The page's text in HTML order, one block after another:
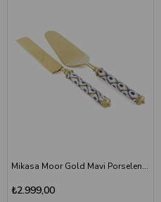
Mikasa Moor Gold Mavi Porselen Saplı Lüks Kek Servis Seti
₺2.999,00